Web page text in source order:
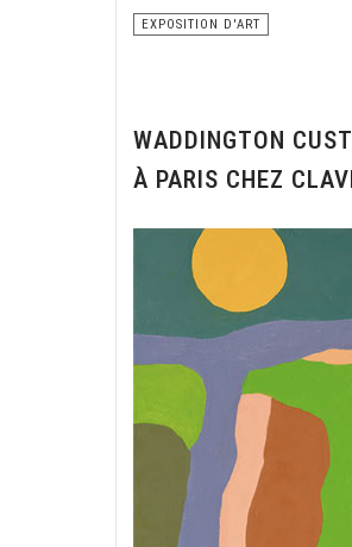
EXPOSITION D'ART
WADDINGTON
À PARIS CHEZ